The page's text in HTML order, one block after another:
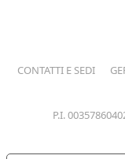
CONTATTI E SEDI
P.I.